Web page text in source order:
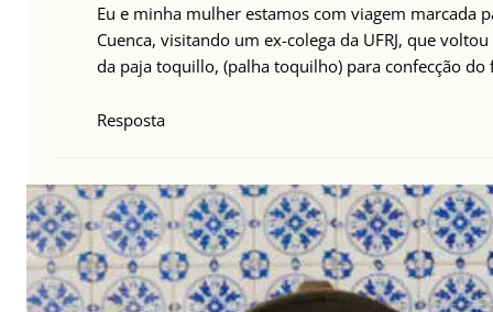
Eu e minha mulher estamos com viagem marcada
Cuenca, visitando um ex-colega da UFRJ, que
da paja toquillo, (palha toquilho) para confecção do
Resposta